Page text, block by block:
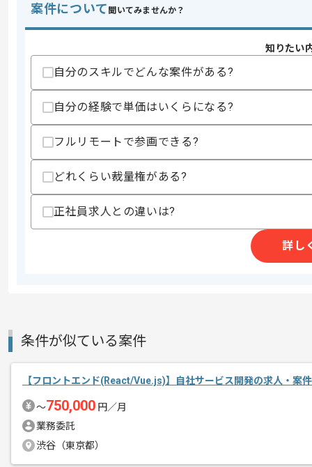
担当領域/システ
20代活躍中 , 30代活
スキル
求めるスキル
・toC向けサイトの開発実務経験
・HTMLやCSSもしくはJavaScriptを用
歓迎スキル
・ReactまたはVue.jsを用いた開発経験(
上記に似た経験やスキルをお持ちであれば
支払いサイト
その他募集要項
案件について 聞いてみませんか？
知りたい
自分のスキルでどんな案件がある?
自分の経験で単価はいくらになる?
フルリモートで参画できる?
どれくらい裁量権がある?
正社員求人との違いは?
詳し
条件が似ている案件
【フロントエンド(React/Vue.js)】自社サービス開発の求人・案件
〜750,000 円／月
業務委託
渋谷（東京都）